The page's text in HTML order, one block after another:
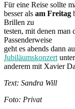
Für eine Reise sollte
besser als am Freitag
Brillen zu
testen, mit denen man
Passenderweise
geht es abends dann
Jubiläumskonzert unter
anderem mit Xavier
Text: Sandra Will
Foto: Privat